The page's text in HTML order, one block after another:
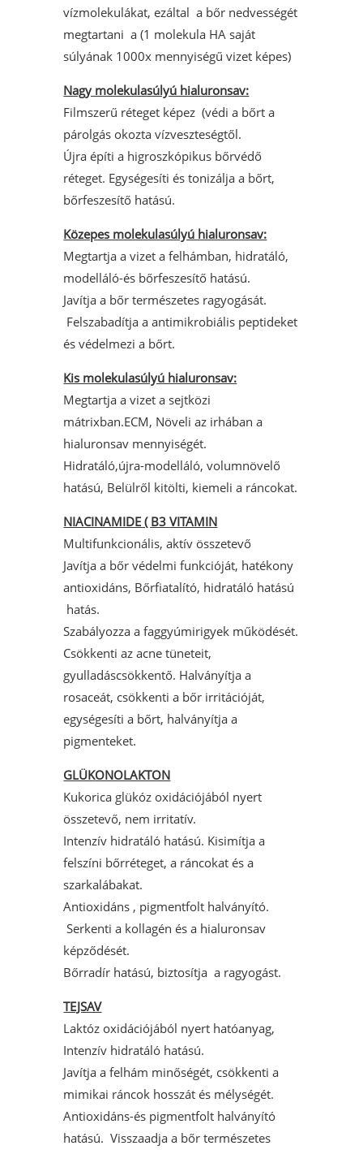
vízmolekulákat, ezáltal a bőr nedvességét
megtartani a (1 molekula HA saját
súlyának 1000x mennyiségű vizet képes)
Nagy molekulasúlyú hialuronsav:
Filmszerű réteget képez (védi a bőrt a
párolgás okozta vízveszteségtől.
Újra építi a higroszkópikus bőrvédő
réteget. Egységesíti és tonizálja a bőrt,
bőrfeszesítő hatású.
Közepes molekulasúlyú hialuronsav:
Megtartja a vizet a felhámban, hidratáló,
modelláló-és bőrfeszesítő hatású.
Javítja a bőr természetes ragyogását.
Felszabadítja a antimikrobiális peptideket
és védelmezi a bőrt.
Kis molekulasúlyú hialuronsav:
Megtartja a vizet a sejtközi
mátrixban.ECM, Növeli az irhában a
hialuronsav mennyiségét.
Hidratáló,újra-modelláló, volumnövelő
hatású, Belülről kitölti, kiemeli a ráncokat.
NIACINAMIDE ( B3VITAMIN
Multifunkcionális, aktív összetevő
Javítja a bőr védelmi funkcióját, hatékony
antioxidáns, Bőrfiatalító, hidratáló hatású
hatás.
Szabályozza a faggyúmirigyek működését.
Csökkenti az acne tüneteit,
gyulladáscsökkentő. Halványítja a
rosaceát, csökkenti a bőr irritációját,
egységesíti a bőrt, halványítja a
pigmenteket.
GLÜKONOLAKTON
Kukorica glükóz oxidációjából nyert
összetevő, nem irritatív.
Intenzív hidratáló hatású. Kisimítja a
felszíni bőrréteget, a ráncokat és a
szarkalábakat.
Antioxidáns , pigmentfolt halványító.
Serkenti a kollagén és a hialuronsav
képződését.
Bőrradír hatású, biztosítja a ragyogást.
TEJSAV
Laktóz oxidációjából nyert hatóanyag,
Intenzív hidratáló hatású.
Javítja a felhám minőségét, csökkenti a
mimikai ráncok hosszát és mélységét.
Antioxidáns-és pigmentfolt halványító
hatású. Visszaadja a bőr természetes